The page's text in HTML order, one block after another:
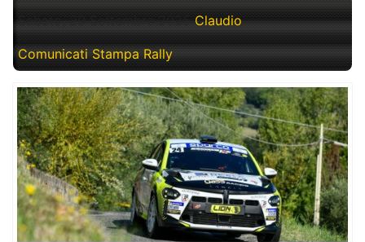
Sabato, 20 Settembre 2025 Claudio
Comunicati Stampa Rally